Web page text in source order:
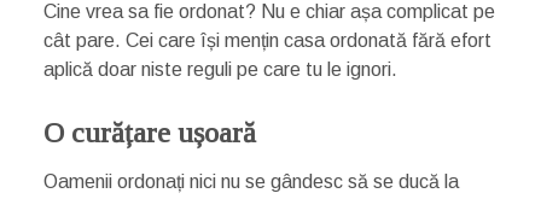
Cine vrea sa fie ordonat? Nu e chiar așa complicat pe
cât pare. Cei care își mențin casa ordonată fără efort
aplică doar niste reguli pe care tu le ignori.
O curățare ușoară
Oamenii ordonați nici nu se gândesc să se ducă la